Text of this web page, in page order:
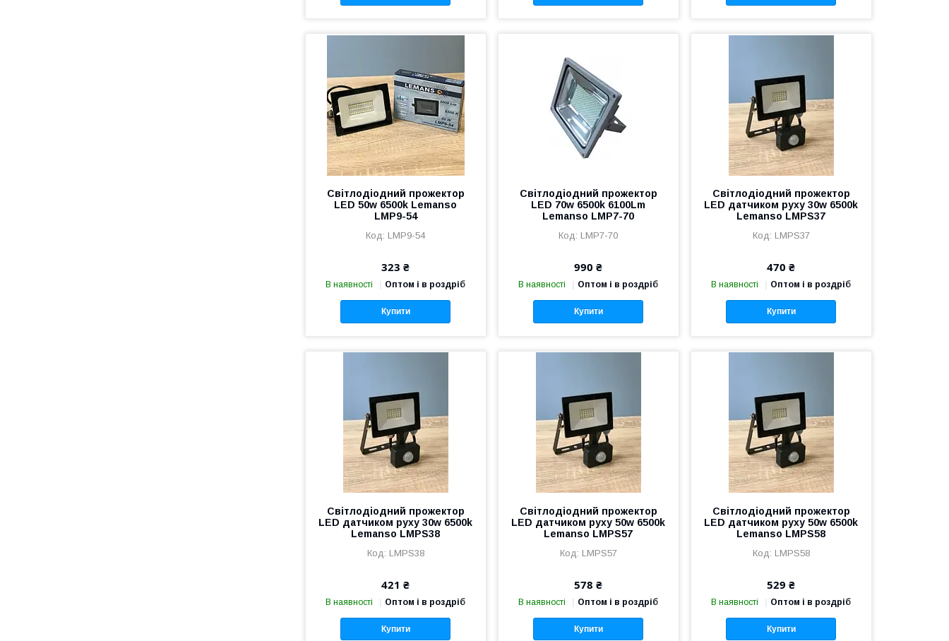
Світлодіодний прожектор
LED 50w 6500k Lemanso
LMP9-54
LMP9-54
323 ₴
В наявності Оптом і в роздріб
Купити
Світлодіодний прожектор
LED 70w 6500k 6100Lm
Lemanso LMP7-70
LMP7-70
990 ₴
В наявності Оптом і в роздріб
Купити
Світлодіодний прожектор
LED датчиком руху 30w 6500k
Lemanso LMPS37
LMPS37
470 ₴
В наявності Оптом і в роздріб
Купити
Світлодіодний прожектор
LED датчиком руху 30w 6500k
Lemanso LMPS38
LMPS38
421 ₴
В наявності Оптом і в роздріб
Купити
Світлодіодний прожектор
LED датчиком руху 50w 6500k
Lemanso LMPS57
LMPS57
578 ₴
В наявності Оптом і в роздріб
Купити
Світлодіодний прожектор
LED датчиком руху 50w 6500k
Lemanso LMPS58
LMPS58
529 ₴
В наявності Оптом і в роздріб
Купити